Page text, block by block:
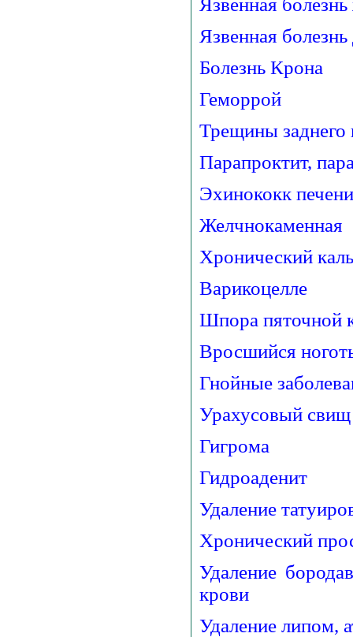
Язвенная
Язвенная
Болезнь Крона
Геморрой
Трещины заднего
Парапроктит,
Эхинококк
Желчнокаменная
Хронический
Варикоцелле
Шпора пяточной
Вросшийся
Гнойные
Урахусовый свищ
Гигрома
Гидроаденит
Удаление
Хронический
Удаление
крови
Удаление липом,